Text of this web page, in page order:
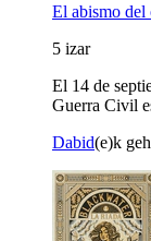
El abismo
5 izar
El 14 de
Guerra Civil
Dabid(e)k